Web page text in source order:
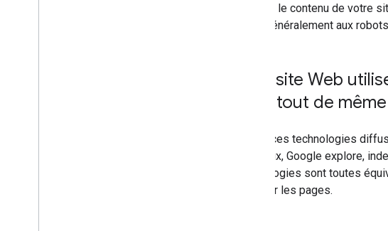
Si le contenu de votre
généralement aux
Mon site Web
elles tout de
Oui. Si ces technologies
spéciaux, Google explore,
technologies sont toutes
explorer les pages.